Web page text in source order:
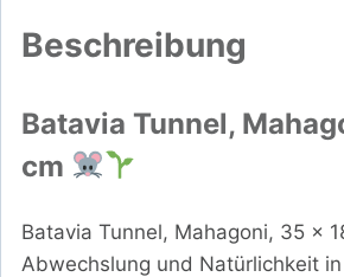
Beschreibung
Batavia Tunnel,
cm
Batavia Tunnel, Mahagoni, 35 x
Abwechslung und Natürlichkeit